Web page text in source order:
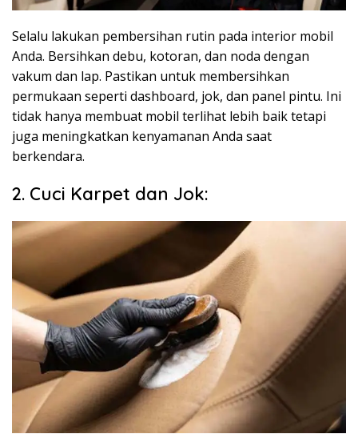
Selalu lakukan pembersihan rutin pada interior mobil
Anda. Bersihkan debu, kotoran, dan noda dengan
vakum dan lap. Pastikan untuk membersihkan
permukaan seperti dashboard, jok, dan panel pintu. Ini
tidak hanya membuat mobil terlihat lebih baik tetapi
juga meningkatkan kenyamanan Anda saat
berkendara.
2. Cuci Karpet dan Jok: